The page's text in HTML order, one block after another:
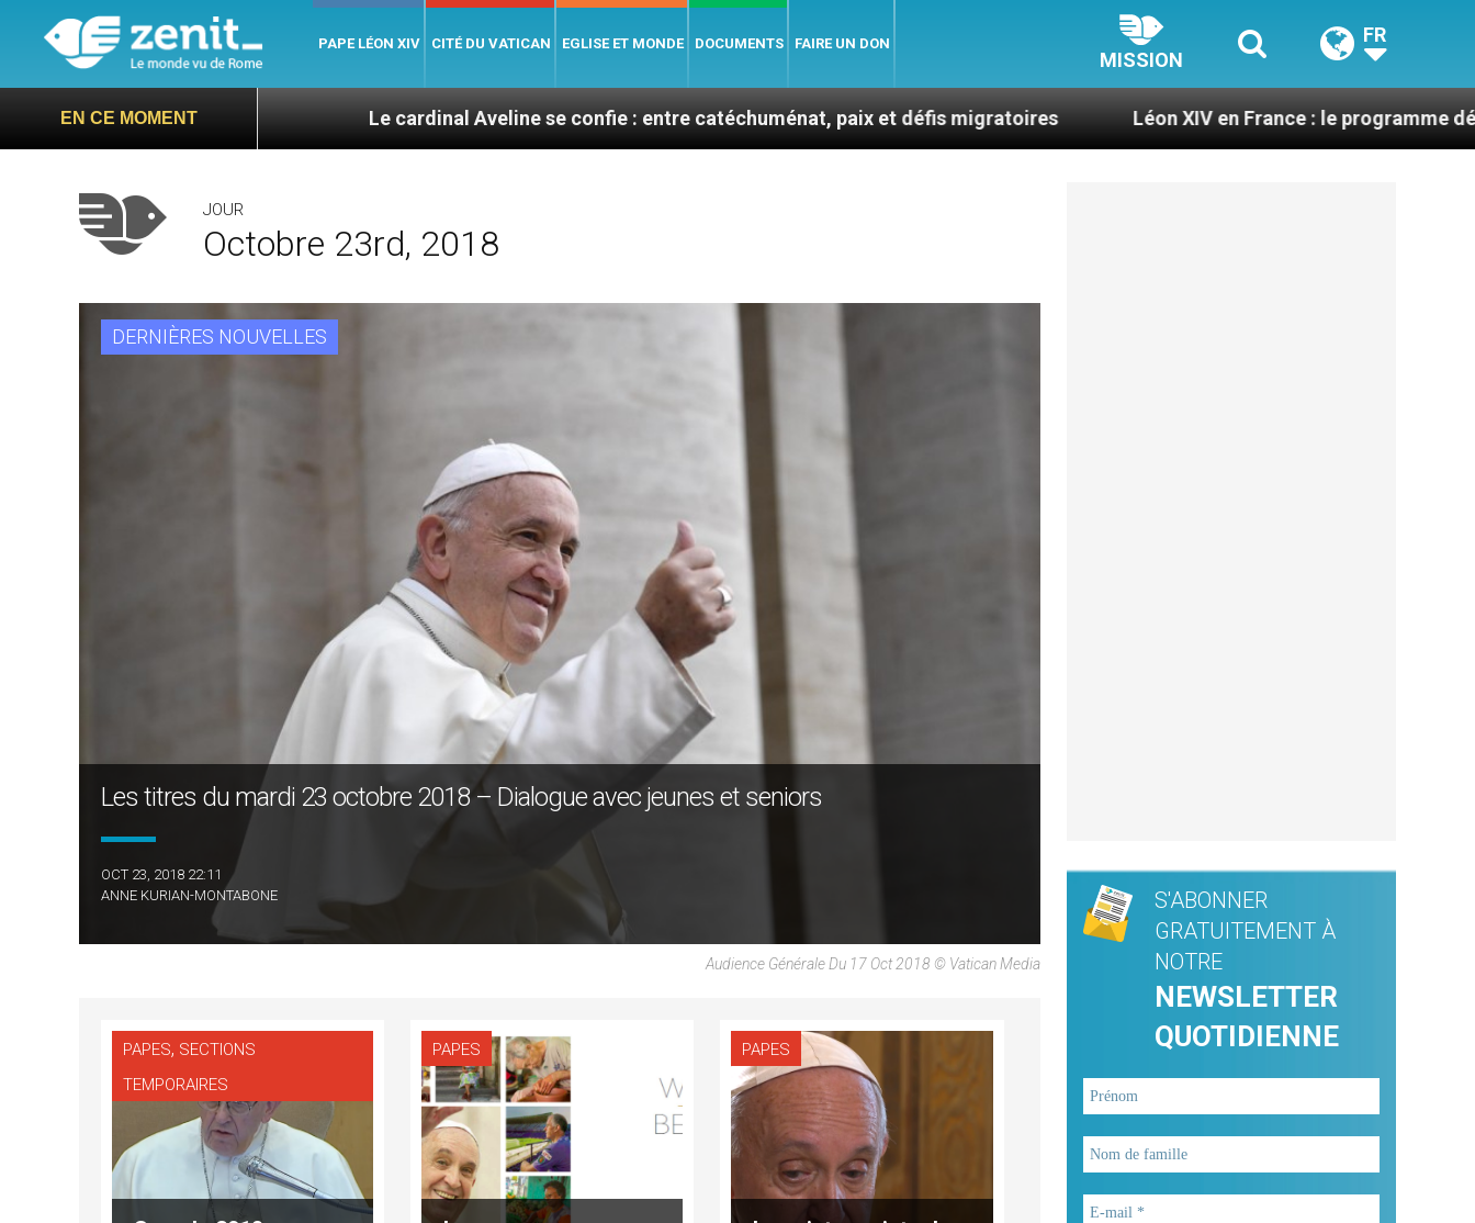
PAPE LÉON XIV CITÉ DU VATICAN EGLISE ET MONDE DOCUMENTS FAIRE UN DON
MISSION
FR
EN CE MOMENTLe cardinal Aveline se confie : entre catéchuménat, paix et défis migratoires Léon XIV en France : le programme détaillé de sa visite
JOUR
Octobre 23rd, 2018
DERNIÈRES NOUVELLES
Les titres du mardi 23 octobre 2018 – Dialogue avec jeunes et seniors
OCT 23, 2018 22:11
ANNE KURIAN-MONTABONE
Audience Générale Du 17 Oct 2018 © Vatican Media
PAPES, SECTIONS
TEMPORAIRES
PAPES PAPES
S'ABONNER
GRATUITEMENT À
NOTRE
NEWSLETTER
QUOTIDIENNE